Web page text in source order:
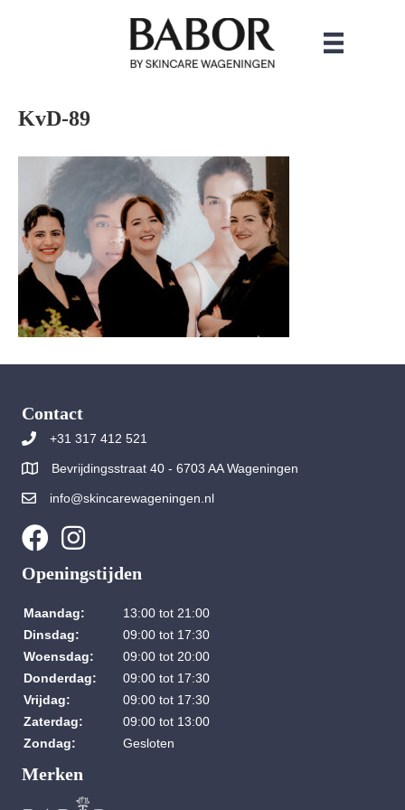
KvD-89
Contact
+31 317 412 521
Bevrijdingsstraat 40 - 6703 AA Wageningen
info@skincarewageningen.nl
Openingstijden
Maandag:
13:00 tot 21:00
Dinsdag:
09:00 tot 17:30
Woensdag:
09:00 tot 20:00
Donderdag:
09:00 tot 17:30
Vrijdag:
09:00 tot 17:30
Zaterdag:
09:00 tot 13:00
Zondag:
Gesloten
Merken